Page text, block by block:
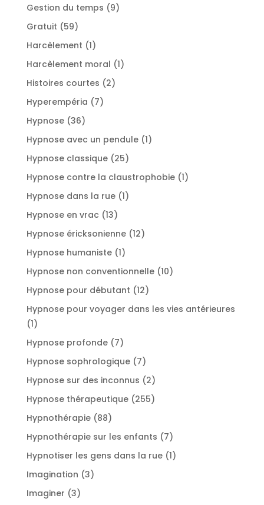
Gestion du temps 99
Gratuit 5959
produits
Harcèlement 11
produit
Harcèlement moral 11
Histoires courtes 22
Hyperempéria 77
Hypnose 3636
Hypnose avec un pendule 11
Hypnose classique 2525
produits
Hypnose contre la claustrophobie 11
Hypnose dans la rue 11
Hypnose en vrac 1313
produits
Hypnose éricksonienne 1212
Hypnose humaniste 11
produit
Hypnose non conventionnelle 1010
Hypnose pour débutant 1212
produits
Hypnose pour voyager dans les vies antérieures
11
Hypnose profonde 77
produits
Hypnose sophrologique 77
produits
Hypnose sur des inconnus 22
produits
Hypnose thérapeutique 255255
Hypnothérapie 8888
produits
Hypnothérapie sur les enfants 77
produits
Hypnotiser les gens dans la rue 11
Imagination 33
Imaginer 33